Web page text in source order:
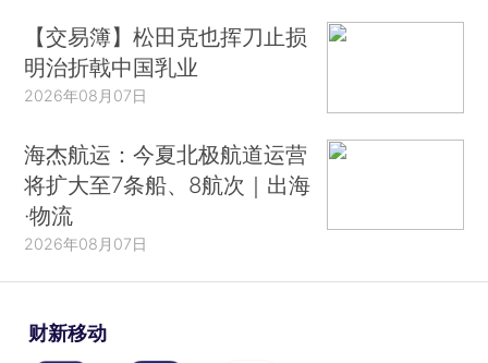
【交易簿】松田克也挥刀止损
明治折戟中国乳业
2026年08月07日
海杰航运：今夏北极航道运营
将扩大至7条船、8航次｜出海
·物流
2026年08月07日
财新移动